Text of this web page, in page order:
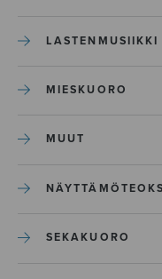
LASTENMUSIIKKI
MIESKUORO
MUUT
SEKAKUORO